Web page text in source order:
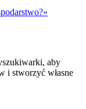
aby
i stworzyć własne